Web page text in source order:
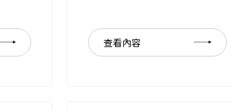
查看內容